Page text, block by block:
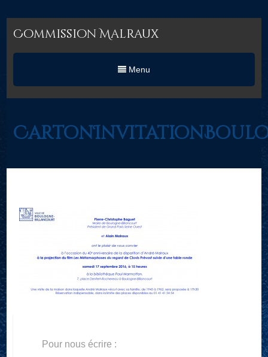
Commission Malraux
Menu
Pour nous écrire :